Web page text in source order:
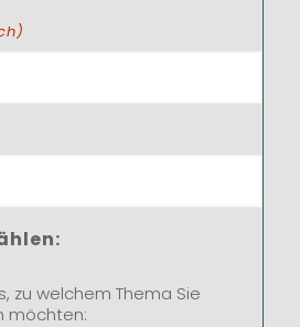
zu welchem Thema Sie
möchten: